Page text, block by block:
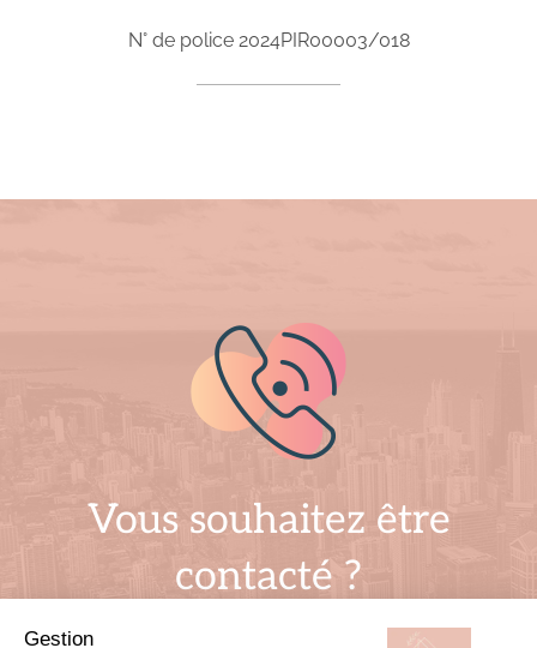
N° de police 2024PIR00003/018
Vous souhaitez être
contacté ?